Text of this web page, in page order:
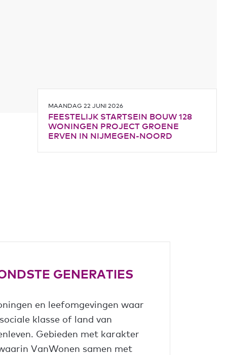
MAANDAG 22 JUNI 2026
FEESTELIJK STARTSEIN BOUW 128
WONINGEN PROJECT GROENE
ERVEN IN NIJMEGEN-NOORD
GENERATIES
en leefomgevingen waar
klasse of land van
Gebieden met karakter
VanWonen samen met